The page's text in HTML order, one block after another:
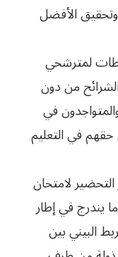
الأفضل
لمترشحي
من دون
في
في التعليم
لامتحان
يندرج في إطار
البيني بين